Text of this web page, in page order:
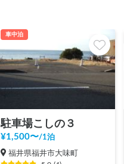
車中泊
駐車場こしの３
¥1,500〜/1泊
福井県福井市大味町